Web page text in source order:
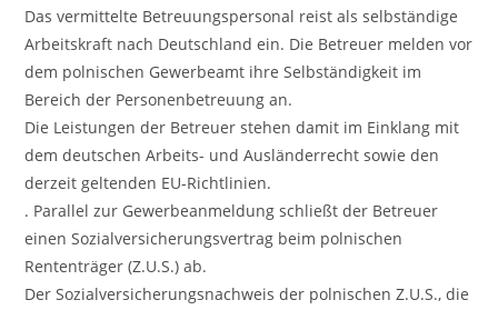
Das vermittelte Betreuungspersonal reist als selbständige
Arbeitskraft nach Deutschland ein. Die Betreuer melden vor
dem polnischen Gewerbeamt ihre Selbständigkeit im
Bereich der Personenbetreuung an.
Die Leistungen der Betreuer stehen damit im Einklang mit
dem deutschen Arbeits- und Ausländerrecht sowie den
derzeit geltenden EU-Richtlinien.
. Parallel zur Gewerbeanmeldung schließt der Betreuer
einen Sozialversicherungsvertrag beim polnischen
Rententräger (Z.U.S.) ab.
Der Sozialversicherungsnachweis der polnischen Z.U.S., die